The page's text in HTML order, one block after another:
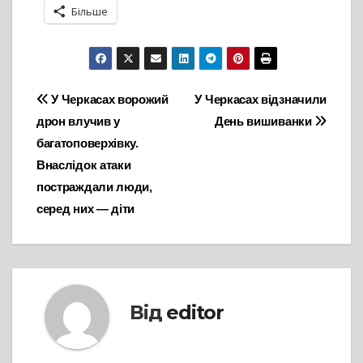
Більше
Навігація
записів
У Черкасах відзначили
День вишиванки
У Черкасах ворожий
дрон влучив у
багатоповерхівку.
Внаслідок атаки
постраждали люди,
серед них — діти
Від editor